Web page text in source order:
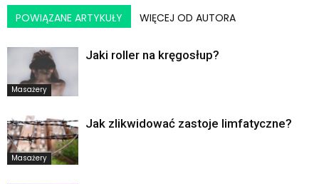
POWIĄZANE ARTYKUŁY WIĘCEJ OD AUTORA
Masażery
Jaki roller na kręgosłup?
Masażery
Jak zlikwidować zastoje limfatyczne?